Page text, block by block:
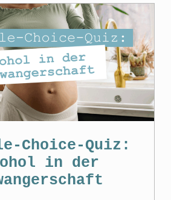
Choice-Quiz:
in der